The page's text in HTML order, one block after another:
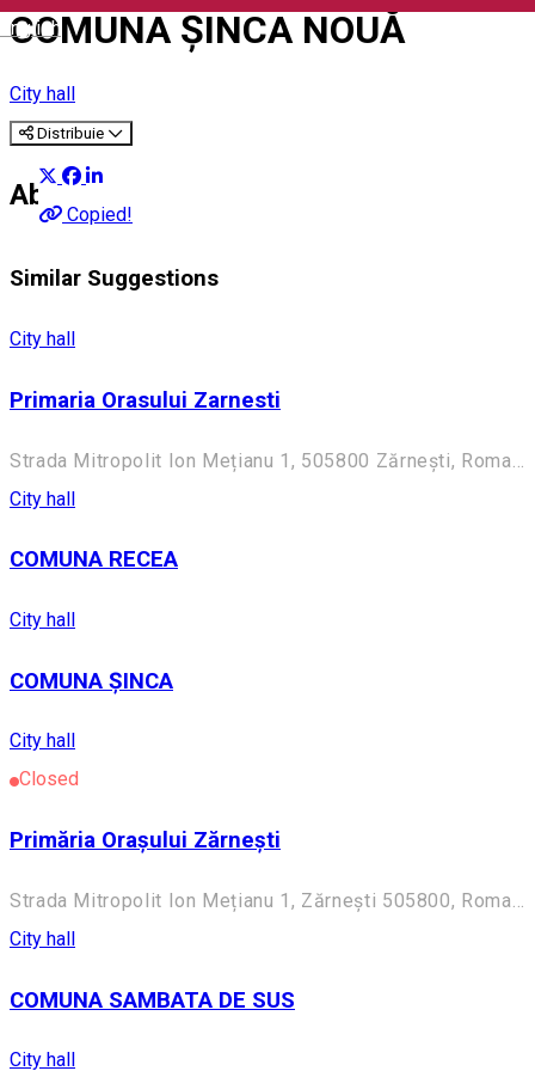
English
COMUNA ȘINCA NOUĂ
City hall
Distribuie
Copied!
About
Similar Suggestions
City hall
Primaria Orasului Zarnesti
City hall
COMUNA RECEA
City hall
COMUNA ȘINCA
City hall
Closed
Primăria Orașului Zărnești
Strada Mitropolit Ion Mețianu 1, Zărnești 505800, Romania
City hall
COMUNA SAMBATA DE SUS
City hall